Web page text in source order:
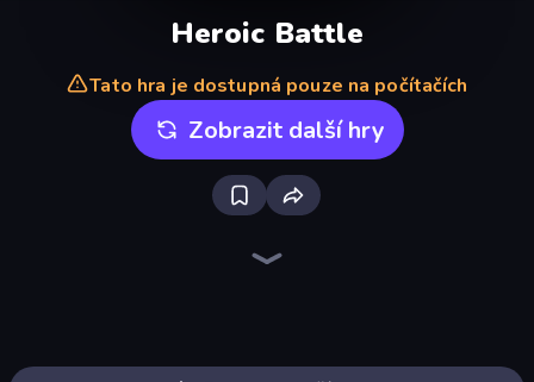
Heroic Battle
Tato hra je dostupná pouze na počítačích
Zobrazit další hry